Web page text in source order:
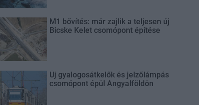
M1 bővítés: már zajlik a teljesen új
Bicske Kelet csomópont építése
Új gyalogosátkelők és jelzőlámpás
csomópont épül Angyalföldön